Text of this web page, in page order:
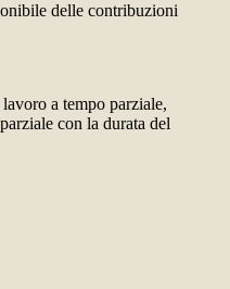
delle contribuzioni
a tempo parziale,
con la durata del